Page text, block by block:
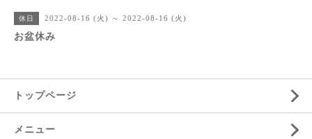
休日 2022-08-16 (火) ～ 2022-08-16 (火)
お盆休み
トップページ
メニュー